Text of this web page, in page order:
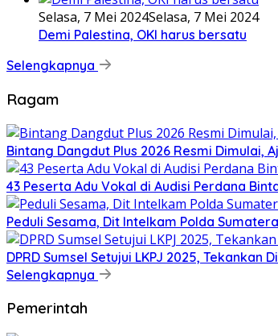
Selasa, 7 Mei 2024Selasa, 7 Mei 2024
Demi Palestina, OKI harus bersatu
Selengkapnya
Ragam
Bintang Dangdut Plus 2026 Resmi Dimulai,
43 Peserta Adu Vokal di Audisi Perdana
Peduli Sesama, Dit Intelkam Polda
DPRD Sumsel Setujui LKPJ 2025,
Selengkapnya
Pemerintah